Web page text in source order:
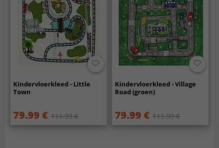
Kindervloerkleed - Little
Town
79.99 € 111.99 €
Kindervloerkleed - Village
Road (groen)
79.99 € 111.99 €